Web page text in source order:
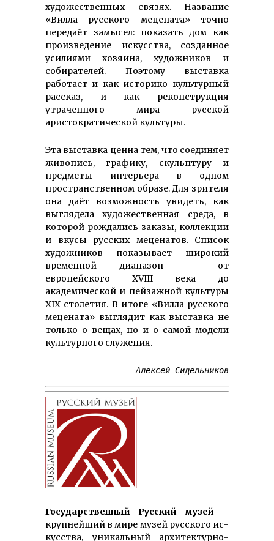
художественных связях. Название
«Вилла русского мецената» точно
передаёт замысел: показать дом как
произведение искусства, созданное
усилиями хозяина, художников и
собирателей. Поэтому выставка
работает и как историко-культурный
рассказ, и как реконструкция
утраченного мира русской
аристократической культуры.
Эта выставка ценна тем, что соединяет
живопись, графику, скульптуру и
предметы интерьера в одном
пространственном образе. Для зрителя
она даёт возможность увидеть, как
выглядела художественная среда, в
которой рождались заказы, коллекции
и вкусы русских меценатов. Список
художников показывает широкий
временной диапазон — от
европейского XVIII века до
академической и пейзажной культуры
XIX столетия. В итоге «Вилла русского
мецената» выглядит как выставка не
только о вещах, но и о самой модели
культурного служения.
Алексей Сидельников
Го­су­дар­ст­вен­ный Рус­ский му­зей –
круп­ней­ший в ми­ре му­зей рус­ского ис­
кус­ст­ва, уни­каль­ный ар­хи­тек­тур­но-